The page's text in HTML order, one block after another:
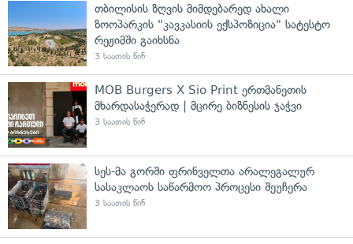
თბილისის ზღვის მიმდებარედ ახალი
ზოოპარკის "კავკასიის ექსპოზიცია" სატესტო
რეჟიმში გაიხსნა
3 საათის წინ
MOB Burgers X Sio Print ერთმანეთის
მხარდასაჭერად | მცირე ბიზნესის ჯაჭვი
3 საათის წინ
სეს-მა გორში ფრინველთა არალეგალურ
სასაკლაოს საწარმოო პროცესი შეუჩერა
3 საათის წინ